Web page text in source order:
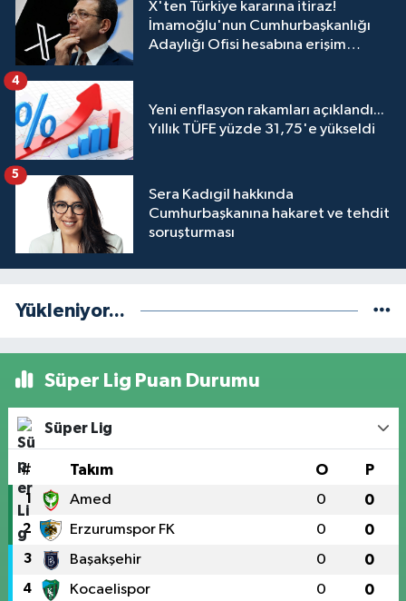
X'ten Türkiye kararına itiraz!
İmamoğlu'nun Cumhurbaşkanlığı
Adaylığı Ofisi hesabına erişim
Yeni enflasyon rakamları açıklandı...
Yıllık TÜFE yüzde 31,75'e yükseldi
4
Sera Kadıgil hakkında
Cumhurbaşkanına hakaret ve tehdit
soruşturması
5
Yükleniyor...
Süper Lig Puan Durumu
Süper Lig
# Takım O P
1 Amed 0 0
2 Erzurumspor FK 0 0
3 Başakşehir 0 0
4 Kocaelispor 0 0